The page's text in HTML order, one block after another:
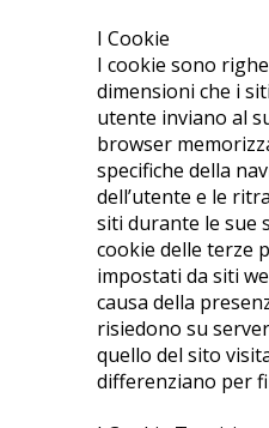
I Cookie
I cookie sono
dimensioni che i
utente inviano al
browser
specifiche della
dell’utente e le
siti durante le sue
cookie delle terze
impostati da siti
causa della
risiedono su
quello del sito
differenziano per